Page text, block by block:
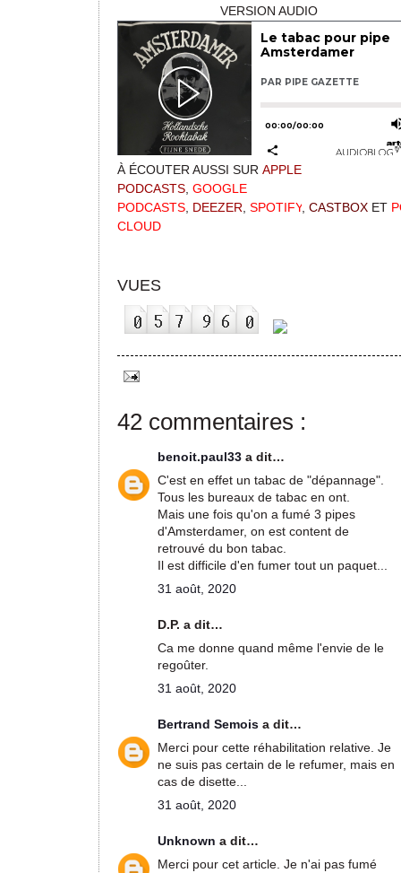
VERSION AUDIO
À ÉCOUTER AUSSI SUR APPLE
PODCASTS GOOGLE
PODCASTS DEEZER SPOTIFY CASTBOX ET
CLOUD
VUES
42 commentaires :
benoit.paul33 a dit…
C'est en effet un tabac de "dépannage".
Tous les bureaux de tabac en ont.
Mais une fois qu'on a fumé 3 pipes
d'Amsterdamer, on est content de
retrouvé du bon tabac.
Il est difficile d'en fumer tout un paquet...
31 août, 2020
D.P. a dit…
Ca me donne quand même l'envie de le
regoûter.
31 août, 2020
Bertrand Semois a dit…
Merci pour cette réhabilitation relative. Je
ne suis pas certain de le refumer, mais en
cas de disette...
31 août, 2020
Unknown a dit…
Merci pour cet article. Je n'ai pas fumé